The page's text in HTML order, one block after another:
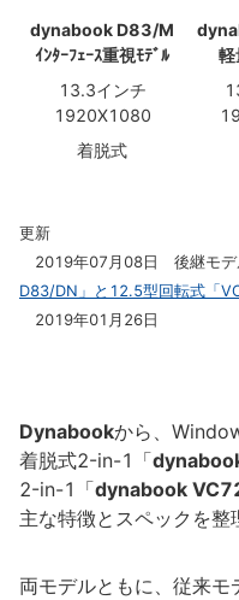
dynabook D83/M
ｲﾝﾀｰﾌｪｰｽ重視ﾓﾃﾞﾙ
13.3インチ
1920X1080
着脱式
軽
更新
2019年07月08日 後継モデ
D83/DN」と12.5型回転式「
2019年01月26日
Dynabookから、
着脱式2-in-1「
2-in-1「dynabook
主な特徴とスペックを整
両モデルともに、従来